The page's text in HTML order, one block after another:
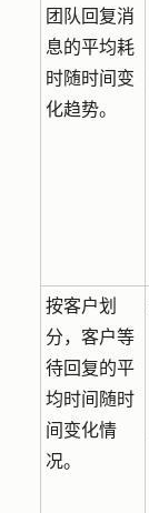
团队回复消
息的平均耗
时随时间变
化趋势。
按客户划
分，客户等
待回复的平
均时间随时
间变化情
况。